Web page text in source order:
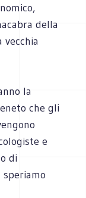
della
vecchia
la
che gli
e
di
speriamo